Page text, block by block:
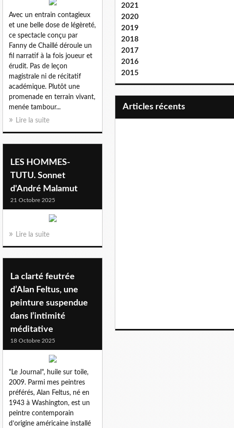
Avec un entrain contagieux
et une belle dose de légèreté,
ce spectacle conçu par
Fanny de Chaillé déroule un
fil narratif à la fois joueur et
érudit. Pas de leçon
magistrale ni de récitatif
académique. Plutôt une
promenade en terrain vivant,
menée tambour...
Lire la suite
LES HOMMES-
TUTU. Sonnet
d'André Malamut
21 Octobre 2025
Lire la suite
La clarté feutrée
d’Alan Feltus, une
peinture suspendue
dans l’intimité
méditative
18 Octobre 2025
"Le Journal", huile sur toile,
2009. Parmi mes peintres
préférés, Alan Feltus, né en
1943 à Washington, est un
peintre contemporain
d’origine américaine installé
2021
2020
2019
2018
2017
2016
2015
articles récents